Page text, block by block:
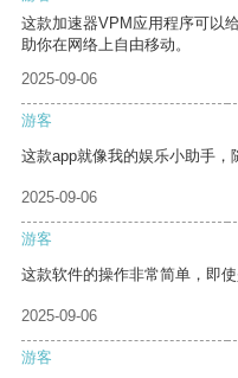
这款加速器VPM应用程序可以
助你在网络上自由移动。
2025-09-06
游客
这款app就像我的娱乐小助手，
2025-09-06
游客
这款软件的操作非常简单，即使
2025-09-06
游客